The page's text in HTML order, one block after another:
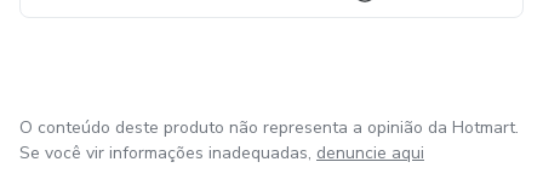
O conteúdo deste produto não representa a opinião da Hotmart.
Se você vir informações inadequadas, denuncie aqui